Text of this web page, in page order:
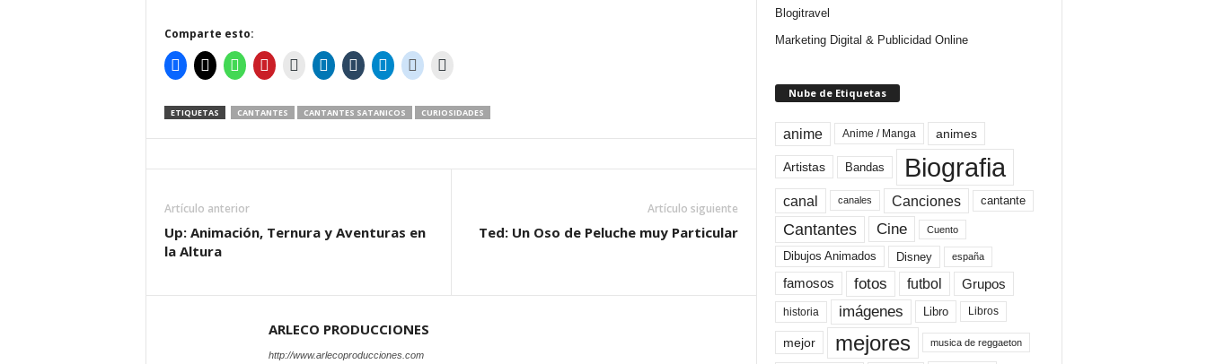
Comparte esto:
ETIQUETAS CANTANTES CANTANTES SATANICOS CURIOSIDADES
Artículo anterior
Up: Animación, Ternura y Aventuras en
la Altura
Artículo siguiente
Ted: Un Oso de Peluche muy Particular
ARLECO PRODUCCIONES
http://www.arlecoproducciones.com
Blogitravel
Marketing Digital & Publicidad Online
Nube de Etiquetas
anime Anime / Manga animes
Artistas Bandas Biografia
canal canales Canciones cantante
Cantantes Cine Cuento
Dibujos Animados Disney españa
famosos fotos futbol Grupos
historia imágenes Libro Libros
mejor mejores musica de reggaeton